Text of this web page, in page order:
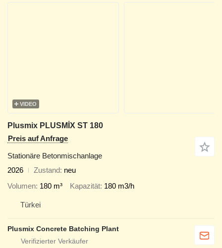
VIDEO
Plusmix PLUSMİX ST 180
Preis auf Anfrage
Stationäre Betonmischanlage
2026
Zustand neu
Volumen 180 m³ Kapazität 180 m3/h
Türkei
Plusmix Concrete Batching Plant